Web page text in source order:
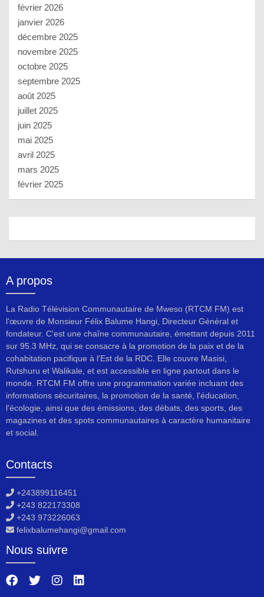
février 2026
janvier 2026
décembre 2025
novembre 2025
octobre 2025
septembre 2025
août 2025
juillet 2025
juin 2025
mai 2025
avril 2025
mars 2025
février 2025
A propos
La Radio Télévision Communautaire de Mweso (RTCM FM) est
l'œuvre de Monsieur Félix Balume Hangi, Directeur Général et
fondateur. C'est une chaîne communautaire, émettant depuis 2011
sur 95.3 MHz, qui se consacre à la promotion de la paix et de la
cohabitation pacifique à l'Est de la RDC. Elle couvre Masisi,
Rutshuru et Walikale, et est accessible en ligne partout dans le
monde. RTCM FM offre une programmation variée incluant des
informations sécuritaires, la promotion de la santé, l'éducation,
l'écologie, ainsi que des émissions, des débats, des sports, des
magazines et des spots communautaires à caractère humanitaire
et social.
Contacts
+243899116451
+243 822173308
+243 973226063
felixbalumehangi@gmail.com
Nous suivre